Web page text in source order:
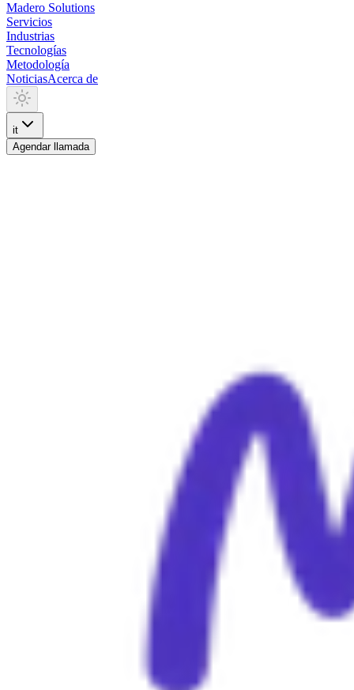
Madero Solutions
Servicios
Industrias
Tecnologías
Metodología
NoticiasAcerca de
it
Agendar llamada